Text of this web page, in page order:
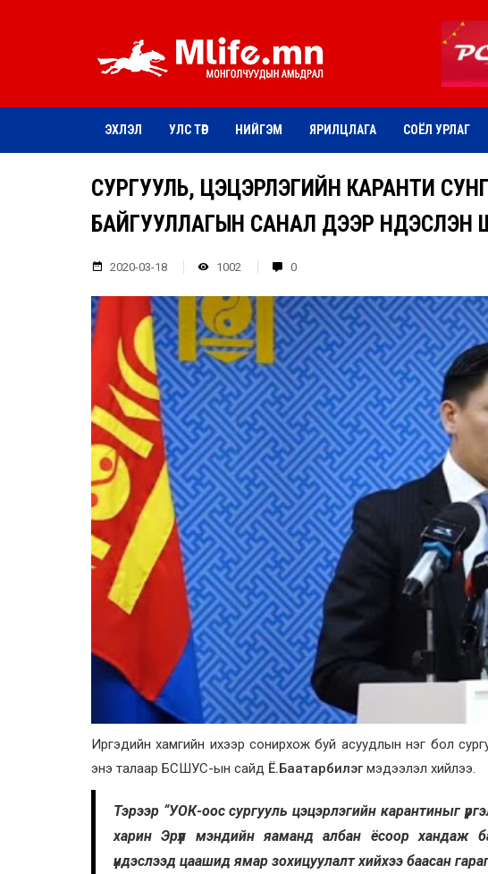
ЭХЛЭЛ УЛС ТӨР НИЙГЭМ ЯРИЛЦЛАГА СОЁЛ УРЛАГ
СУРГУУЛЬ, ЦЭЦЭРЛЭГИЙН КАРАНТИ
БАЙГУУЛЛАГЫН САНАЛ ДЭЭР ҮНДЭСЛЭН
2020-03-18 1002 0
Иргэдийн хамгийн ихээр сонирхож буй асуудлын нэг бол
энэ талаар БСШУС-ын сайд Ё.Баатарбилэгмэдээлэл хийлээ.
Тэрээр “УОК-оос сургууль цэцэрлэгийн карантиныг
харин Эрүүл мэндийн яаманд албан ёсоор хандаж
үндэслээд цаашид ямар зохицуулалт хийхээ баасан